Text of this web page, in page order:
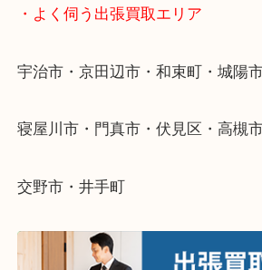
当店ではそういったお困りの方
そんなときはお気軽にご相談く